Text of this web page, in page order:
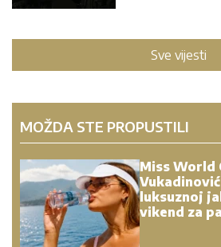
Sve vijesti
MOŽDA STE PROPUSTILI
Miss World
luksuznoj
vikend za